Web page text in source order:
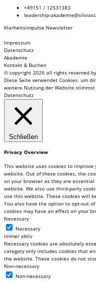
+49151 / 12531383
leadership-
Klarheitsimpulse Newsletter
Impressum
Datenschutz
Akademie
Kontakt & Buchen
© copyright 2026 all rights reserved
Diese Seite verwendet Cookies, um
weitere Nutzung der Website stimmst
Datenschutz
Schließen
Privacy Overview
This website uses cookies to
website. Out of these cookies, the
on your browser as they are
website. We also use third-party
use this website. These cookies will
You also have the option to opt-out
cookies may have an effect on your
Necessary
Necessary
immer aktiv
Necessary cookies are absolutely
category only includes cookies that
the website. These cookies do not
Non-necessary
Non-necessary